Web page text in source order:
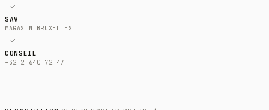
SAV
MAGASIN BRUXELLES
CONSEIL
+32 2 640 72 47